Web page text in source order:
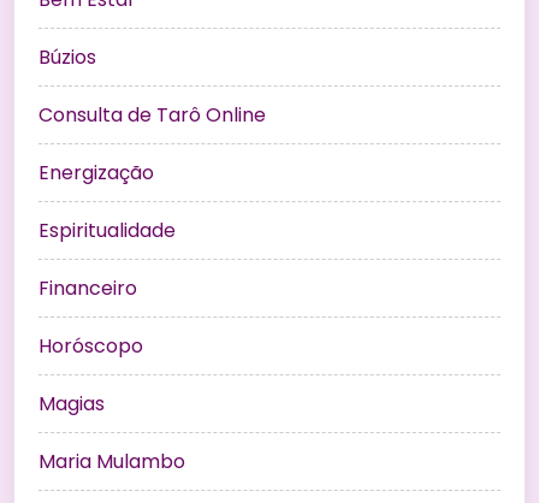
Búzios
Consulta de Tarô Online
Energização
Espiritualidade
Financeiro
Horóscopo
Magias
Maria Mulambo